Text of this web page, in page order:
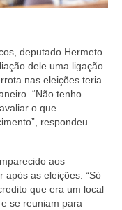
deputado Hermeto
dele uma ligação
nas eleições teria
“Não tenho
o que
respondeu
aos
após as eleições. “Só
que era um local
se reuniam para